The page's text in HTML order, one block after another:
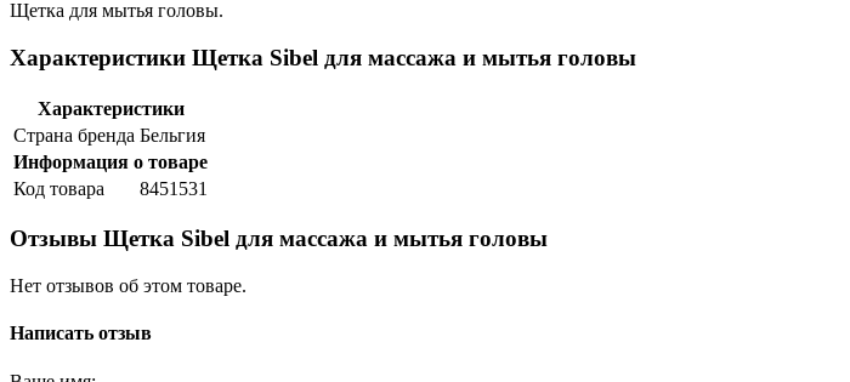
Щетка для мытья головы.
Характеристики Щетка Sibel для массажа и мытья головы
Характеристики
Страна бренда Бельгия
Информация о товаре
Код товара
8451531
Отзывы Щетка Sibel для массажа и мытья головы
Нет отзывов об этом товаре.
Написать отзыв